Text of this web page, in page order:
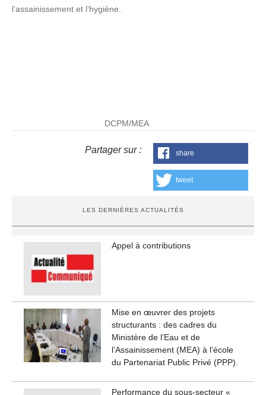
l’assainissement et l’hygiène.
DCPM/MEA
Partager sur : share
tweet
LES DERNIÈRES ACTUALITÉS
Appel à contributions
Mise en œuvrer des projets
structurants : des cadres du
Ministère de l’Eau et de
l’Assainissement (MEA) à l’école
du Partenariat Public Privé (PPP).
Performance du sous-secteur «